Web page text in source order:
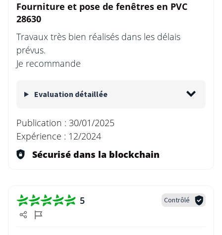
Fourniture et pose de fenêtres en PVC
28630
Travaux très bien réalisés dans les délais
prévus.
Je recommande
Evaluation détaillée
Publication : 30/01/2025
Expérience : 12/2024
Sécurisé dans la blockchain
5 Contrôlé